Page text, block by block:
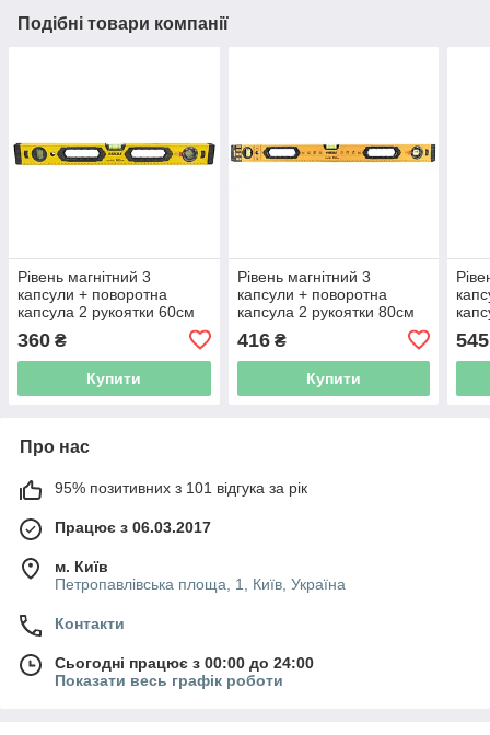
Подібні товари компанії
Рівень магнітний 3
капсули + поворотна
капсула 2 рукоятки 60см
360 ₴
Купити
Рівень магнітний 3
капсули + поворотна
капсула 2 рукоятки 80см
416₴
Купити
545
Про нас
95% позитивних з 101 відгука за рік
Працює з 06.03.2017
м. Київ
Петропавлівська площа, 1, Київ, Україна
Контакти
Сьогодні працює з 00:00 до 24:00
Показати весь графік роботи